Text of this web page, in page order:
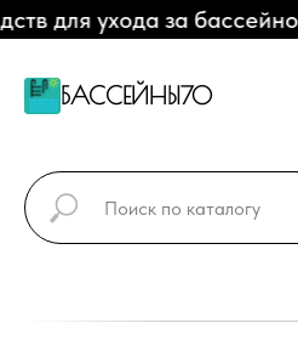
для ухода за бассейном
БАССЕЙНЫ70